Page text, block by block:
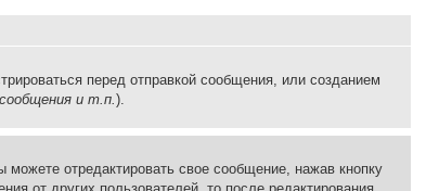
перед отправкой сообщения, или созданием
и т.п.).
отредактировать свое сообщение, нажав кнопку